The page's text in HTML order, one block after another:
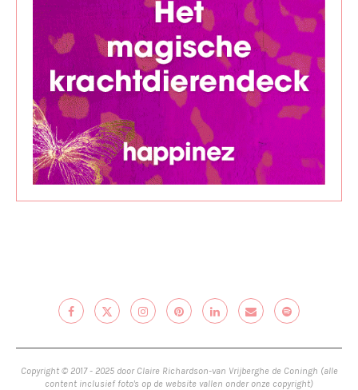
Copyright © 2017 - 2025 door Claire Richardson-van Vrijberghe de Coningh (alle
content inclusief foto's op de website vallen onder onze copyright)